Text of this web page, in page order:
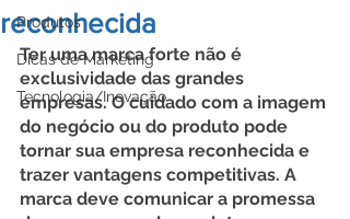
Produtos
Dicas de Marketing
Tecnologia/Inovação
reconhecida
Ter uma marca forte não é
exclusividade das grandes
empresas. O cuidado com a imagem
do negócio ou do produto pode
tornar sua empresa reconhecida e
trazer vantagens competitivas. A
marca deve comunicar a promessa